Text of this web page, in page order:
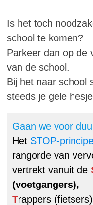
Is het toch
school te komen?
Parkeer dan op de
van de school.
Bij het naar school
steeds je gele
Gaan we voor
Het STOP-principe
rangorde van
vertrekt vanuit de
(voetgangers),
Trappers